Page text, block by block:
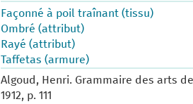
Façonné à poil traînant (tissu)
Ombré (attribut)
Rayé (attribut)
Taffetas (armure)
Algoud, Henri. Grammaire des arts
1912, p. 111